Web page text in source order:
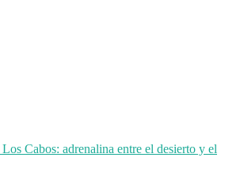
Cabos: adrenalina entre el desierto y el